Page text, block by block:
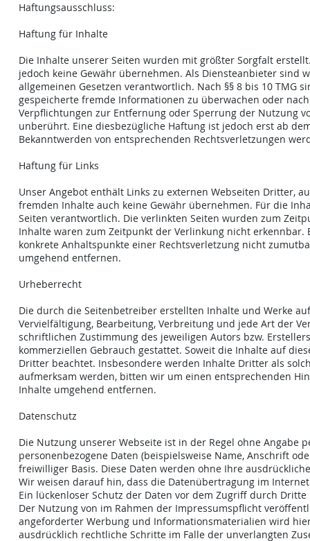
Haftungsausschluss:
Haftung für Inhalte
Die Inhalte unserer Seiten wurden mit größter Sorgfalt
jedoch keine Gewähr übernehmen. Als Diensteanbieter sind
allgemeinen Gesetzen verantwortlich. Nach §§ 8 bis 10
gespeicherte fremde Informationen zu überwachen oder
Verpflichtungen zur Entfernung oder Sperrung der Nutzung
unberührt. Eine diesbezügliche Haftung ist jedoch erst ab
Bekanntwerden von entsprechenden Rechtsverletzungen
Haftung für Links
Unser Angebot enthält Links zu externen Webseiten Dritter,
fremden Inhalte auch keine Gewähr übernehmen. Für die
Seiten verantwortlich. Die verlinkten Seiten wurden zum
Inhalte waren zum Zeitpunkt der Verlinkung nicht
konkrete Anhaltspunkte einer Rechtsverletzung nicht
umgehend entfernen.
Urheberrecht
Die durch die Seitenbetreiber erstellten Inhalte und Werke
Vervielfältigung, Bearbeitung, Verbreitung und jede Art der
schriftlichen Zustimmung des jeweiligen Autors bzw.
kommerziellen Gebrauch gestattet. Soweit die Inhalte auf
Dritter beachtet. Insbesondere werden Inhalte Dritter als
aufmerksam werden, bitten wir um einen entsprechenden
Inhalte umgehend entfernen.
Datenschutz
Die Nutzung unserer Webseite ist in der Regel ohne Angabe
personenbezogene Daten (beispielsweise Name, Anschrift
freiwilliger Basis. Diese Daten werden ohne Ihre
Wir weisen darauf hin, dass die Datenübertragung im
Ein lückenloser Schutz der Daten vor dem Zugriff durch
Der Nutzung von im Rahmen der Impressumspflicht
angeforderter Werbung und Informationsmaterialien wird
ausdrücklich rechtliche Schritte im Falle der unverlangten